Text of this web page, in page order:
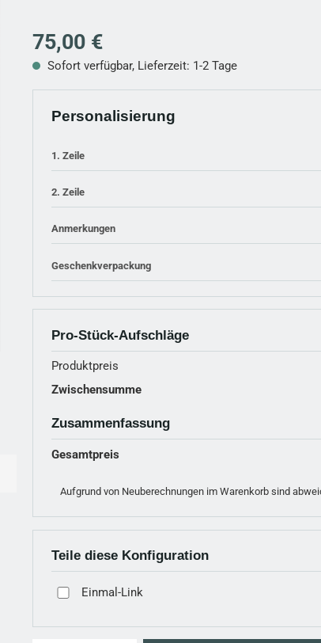
Regulärer Preis:
75,00 €
Sofort verfügbar, Lieferzeit: 1-2 Tage
Personalisierung
1. Zeile
2. Zeile
Anmerkungen
Geschenkverpackung
Pro-Stück-Aufschläge
Produktpreis
Zwischensumme
Zusammenfassung
Gesamtpreis
Aufgrund von Neuberechnungen im Warenkorb sind
Teile diese Konfiguration
Einmal-Link